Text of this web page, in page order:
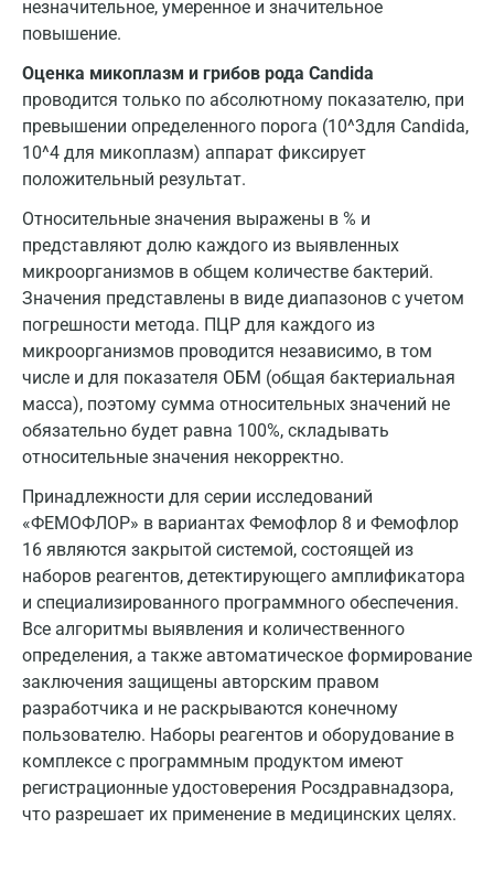
незначительное, умеренное и значительное
повышение.
Оценка микоплазм и грибов рода Candida
проводится только по абсолютному показателю, при
превышении определенного порога (10^3для Candida,
10^4 для микоплазм) аппарат фиксирует
положительный результат.
Относительные значения выражены в % и
представляют долю каждого из выявленных
микроорганизмов в общем количестве бактерий.
Значения представлены в виде диапазонов с учетом
погрешности метода. ПЦР для каждого из
микроорганизмов проводится независимо, в том
числе и для показателя ОБМ (общая бактериальная
масса), поэтому сумма относительных значений не
обязательно будет равна 100%, складывать
относительные значения некорректно.
Принадлежности для серии исследований
«ФЕМОФЛОР» в вариантах Фемофлор 8 и Фемофлор
16 являются закрытой системой, состоящей из
наборов реагентов, детектирующего амплификатора
и специализированного программного обеспечения.
Все алгоритмы выявления и количественного
определения, а также автоматическое формирование
заключения защищены авторским правом
разработчика и не раскрываются конечному
пользователю. Наборы реагентов и оборудование в
комплексе с программным продуктом имеют
регистрационные удостоверения Росздравнадзора,
что разрешает их применение в медицинских целях.